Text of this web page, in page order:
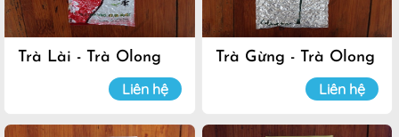
Trà Lài - Trà Olong
Liên hệ
Trà Gừng - Trà Olong
Liên hệ